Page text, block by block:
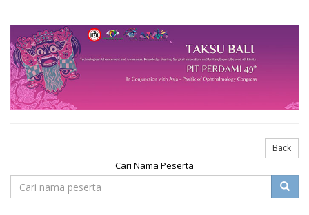
Back
Cari Nama Peserta